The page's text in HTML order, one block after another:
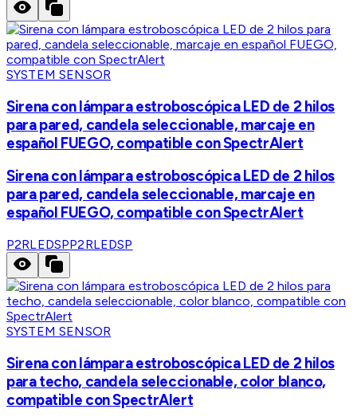
SYSTEM SENSOR
Sirena con lámpara estroboscópica LED de 2 hilos
para pared, candela seleccionable, marcaje en
español FUEGO, compatible con SpectrAlert
Sirena con lámpara estroboscópica LED de 2 hilos
para pared, candela seleccionable, marcaje en
español FUEGO, compatible con SpectrAlert
P2RLEDSPP2RLEDSP
SYSTEM SENSOR
Sirena con lámpara estroboscópica LED de 2 hilos
para techo, candela seleccionable, color blanco,
compatible con SpectrAlert